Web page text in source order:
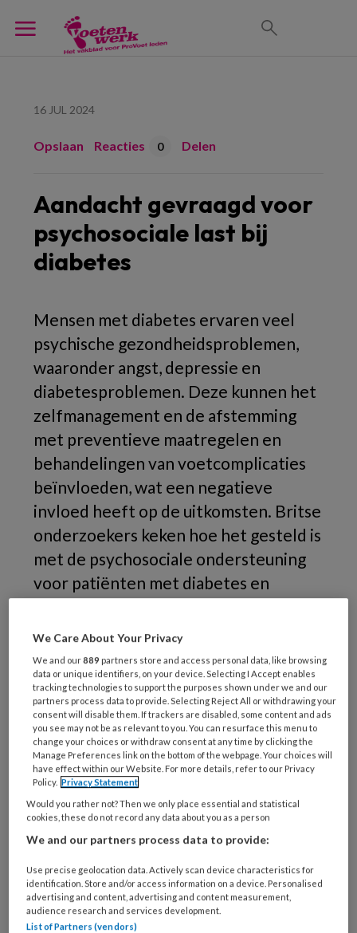
16 JUL 2024
Opslaan Reacties 0 Delen
Aandacht gevraagd voor
psychosociale last bij
diabetes
Mensen met diabetes ervaren veel
psychische gezondheidsproblemen,
waaronder angst, depressie en
diabetesproblemen. Deze kunnen het
zelfmanagement en de afstemming
met preventieve maatregelen en
behandelingen van voetcomplicaties
beïnvloeden, wat een negatieve
invloed heeft op de uitkomsten. Britse
onderzoekers keken hoe het gesteld is
met de psychosociale ondersteuning
voor patiënten met diabetes en
(waar een hoge ziektelast is).
Patiënten kwamen in aanmerking voor
deelname als zij in de afgelopen vijf jaar
We Care About Your Privacy
We and our889 partners store and access personal data, like browsing
data or unique identifiers, on your device. Selecting I Accept enables
tracking technologies to support the purposes shown under we and our
partners process data to provide. Selecting Reject All or withdrawing your
consent will disable them. If trackers are disabled, some content and ads
you see may not be as relevant to you. You can resurface this menu to
change your choices or withdraw consent at any time by clicking the
Manage Preferences link on the bottom of the webpage. Your choices will
have effect within our Website. For more details, refer to our Privacy
Policy. Privacy Statement
Would you rather not? Then we only place essential and statistical
cookies, these do not record any data about you as a person
We and our partners process data to provide:
Use precise geolocation data. Actively scan device characteristics for
identification. Store and/or access information on a device. Personalised
advertising and content, advertising and content measurement,
audience research and services development.
List of Partners (vendors)